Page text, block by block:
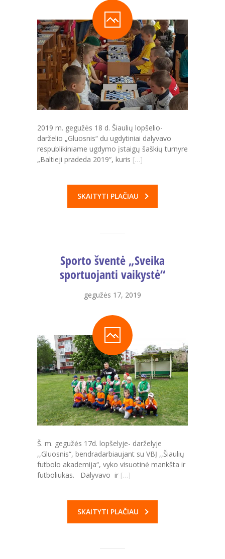
---- Registravimas ir priėmimas į įstaigą
---- Mokesčiai ir lengvatos
---- Laisvos vietos įstaigoje
---- Darbo organizavimas vasaros laikotarpiu
---- Pageidavimai, pasiūlymai, pastabos
-- Grupės
---- Informacija apie grupes
---- Elektroninis dienynas
-- Nuorodos
---- Laisvos darbo vietos
-- Bendrosios žinios ir istorija
---- Istorija ir tradicijos
-- Padėkos
---- Padėkos
STEAM
SKU Kalendorius
Darbuotojai
Renginiai
Kontaktai
-- Susisiekti
2019 m. gegužės 18 d. Šiaulių lopšelio-
darželio „Gluosnis“ du ugdytiniai dalyvavo
respublikiniame ugdymo įstaigų šaškių turnyre
„Baltieji pradeda 2019“, kuris […]
SKAITYTI PLAČIAU
Sporto šventė „Sveika
sportuojanti vaikystė“
gegužės 17, 2019
Š. m. gegužės 17d. lopšelyje- darželyje
,,Gluosnis“, bendradarbiaujant su VBĮ ,,Šiaulių
futbolo akademija“, vyko visuotinė mankšta ir
futboliukas. Dalyvavo ir […]
SKAITYTI PLAČIAU